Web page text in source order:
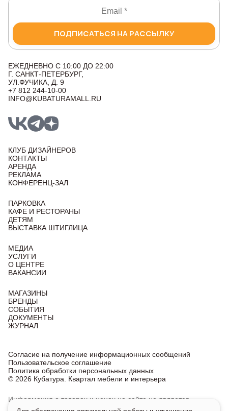
ПОДПИСАТЬСЯ НА РАССЫЛКУ
ЕЖЕДНЕВНО С 10:00 ДО 22:00
Г. САНКТ-ПЕТЕРБУРГ,
УЛ.ФУЧИКА, Д. 9
+7 812 244-10-00
INFO@KUBATURAMALL.RU
КЛУБ ДИЗАЙНЕРОВ
КОНТАКТЫ
АРЕНДА
РЕКЛАМА
КОНФЕРЕНЦ-ЗАЛ
ПАРКОВКА
КАФЕ И РЕСТОРАНЫ
ДЕТЯМ
ВЫСТАВКА ШТИГЛИЦА
МЕДИА
УСЛУГИ
О ЦЕНТРЕ
ВАКАНСИИ
МАГАЗИНЫ
БРЕНДЫ
СОБЫТИЯ
ДОКУМЕНТЫ
ЖУРНАЛ
© 2026 Кубатура. Квартал мебели и интерьера
Согласие на получение информационных сообщений
Пользовательское соглашение
Политика обработки персональных данных
Информация о товарах и ценах на сайте не является
публичной офертой, носит исключительно информационный